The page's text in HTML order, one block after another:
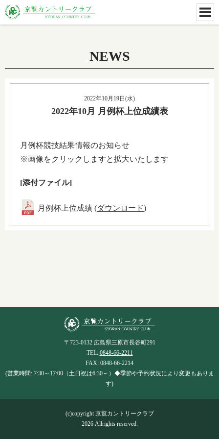
NEWS
2022年10月19日(水)
2022年10月 月例杯上位成績表
月例杯競技結果情報のお知らせ
※画像をクリックしますと拡大いたします
[添付ファイル]
月例杯上位成績 (ダウンロード)
〒723-0132 広島県三原市長谷町291
TEL: 0848-66-2211
FAX: 0848-66-2214
(営業時間: 7:30～17:00（土日祝は6:30～）◆季節や予約状況により変更もありま
す)
(c)copyright 京覧カントリークラブ
2026 Allrights reserved.